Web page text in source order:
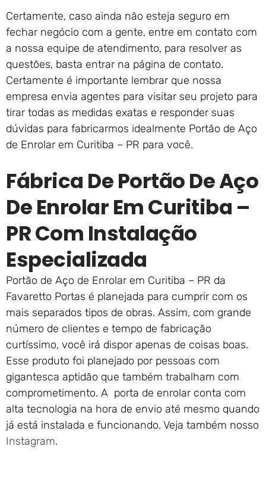
Certamente, caso ainda não esteja seguro em
fechar negócio com a gente, entre em contato com
a nossa equipe de atendimento, para resolver as
questões, basta entrar na página de contato.
Certamente é importante lembrar que nossa
empresa envia agentes para visitar seu projeto para
tirar todas as medidas exatas e responder suas
dúvidas para fabricarmos idealmente Portão de Aço
de Enrolar em Curitiba – PR para você.
Fábrica De Portão De Aço
De Enrolar Em Curitiba –
PR Com Instalação
Especializada
Portão de Aço de Enrolar em Curitiba – PR da
Favaretto Portas é planejada para cumprir com os
mais separados tipos de obras. Assim, com grande
número de clientes e tempo de fabricação
curtíssimo, você irá dispor apenas de coisas boas.
Esse produto foi planejado por pessoas com
gigantesca aptidão que também trabalham com
comprometimento. A porta de enrolar conta com
alta tecnologia na hora de envio até mesmo quando
já está instalada e funcionando. Veja também nosso
Instagram.